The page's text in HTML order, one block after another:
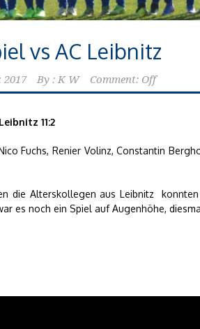
vs AC Leibnitz
2017 By : K W Comment: Off
11:2
Fuchs, Renier Volinz, Constantin
die Alterskollegen aus Leibnitz
es noch ein Spiel auf Augenhöhe,